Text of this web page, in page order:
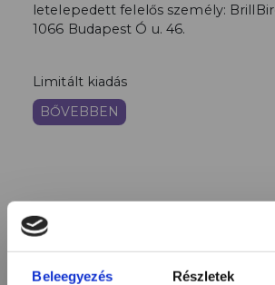
Beleegyezés Részletek
letelepedett felelős személy:
1066 Budapest Ó u. 46.
Limitált kiadás
BŐVEBBEN
HASONLÓ